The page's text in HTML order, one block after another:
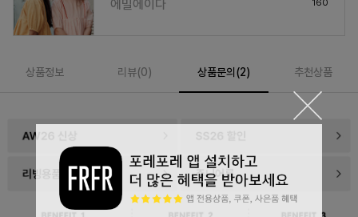
에밀에이다 160
상품정보 리뷰(0) 상품문의(2) 추천상품